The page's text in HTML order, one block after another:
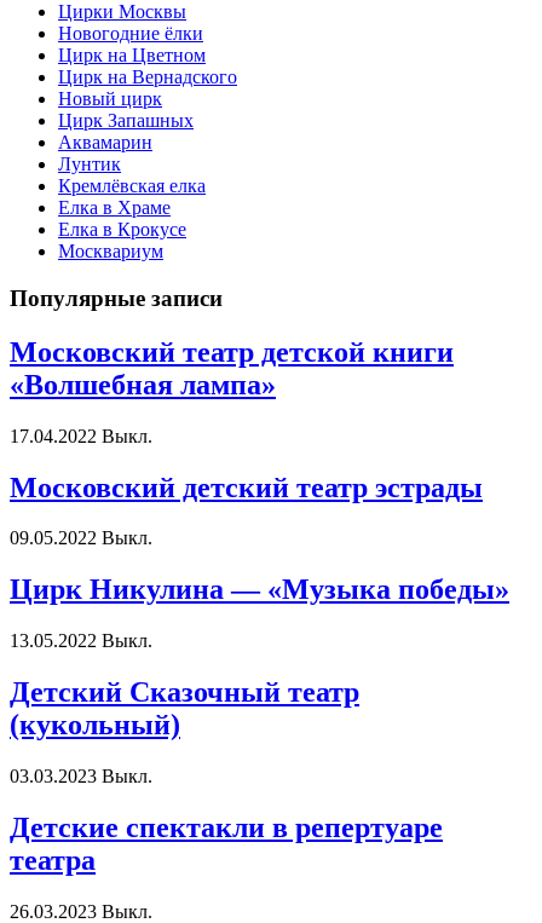
Цирки Москвы
Новогодние ёлки
Цирк на Цветном
Цирк на Вернадского
Новый цирк
Цирк Запашных
Аквамарин
Лунтик
Кремлёвская елка
Елка в Храме
Елка в Крокусе
Москвариум
Популярные записи
Московский театр детской книги
«Волшебная лампа»
17.04.2022 Выкл.
Московский детский театр эстрады
09.05.2022 Выкл.
Цирк Никулина — «Музыка победы»
13.05.2022 Выкл.
Детский Сказочный театр
(кукольный)
03.03.2023 Выкл.
Детские спектакли в репертуаре
театра
26.03.2023 Выкл.